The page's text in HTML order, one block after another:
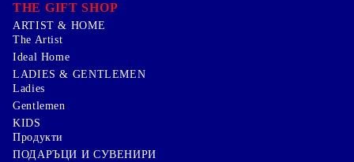
THE GIFT SHOP
ARTIST & HOME
The Artist
Ideal Home
LADIES & GENTLEMEN
Ladies
Gentlemen
KIDS
Продукти
ПОДАРЪЦИ И СУВЕНИРИ